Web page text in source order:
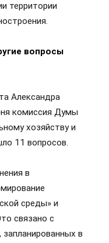
территории
вопросы
Александра
комиссия Думы
хозяйству и
11 вопросов.
в
среды» и
связано с
в